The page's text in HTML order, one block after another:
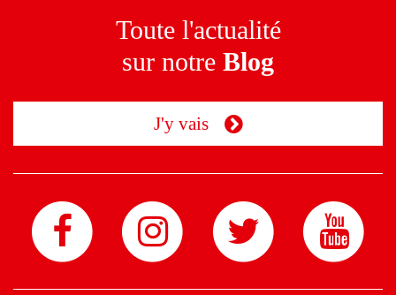
Toute l'actualité
sur notre Blog
J'y vais